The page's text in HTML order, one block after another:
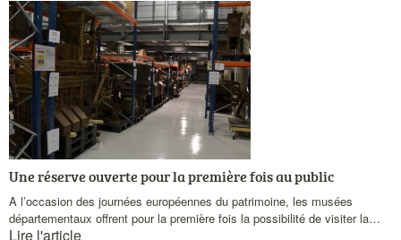
principale
Visuel
actualités
Une réserve ouverte pour la première fois au public
Chapeau
A l’occasion des journées européennes du patrimoine, les musées
départementaux offrent pour la première fois la possibilité de visiter la…
Lire l'article